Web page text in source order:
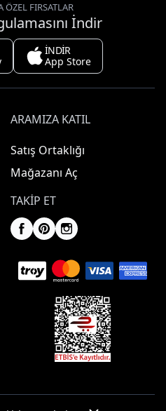
ÖZEL FIRSATLAR
İndir
İNDİR
App Store
ARAMIZA KATIL
Satış Ortaklığı
Mağazanı Aç
TAKIP ET